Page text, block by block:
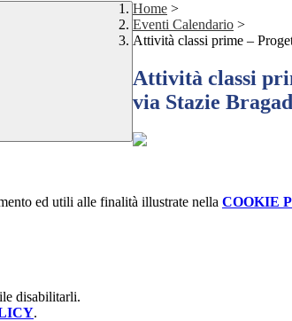
Home >
Eventi Calendario >
Attività classi prime –
Attività classi
via Stazie
ed utili alle finalità illustrate nella COOKIE
disabilitarli.
.